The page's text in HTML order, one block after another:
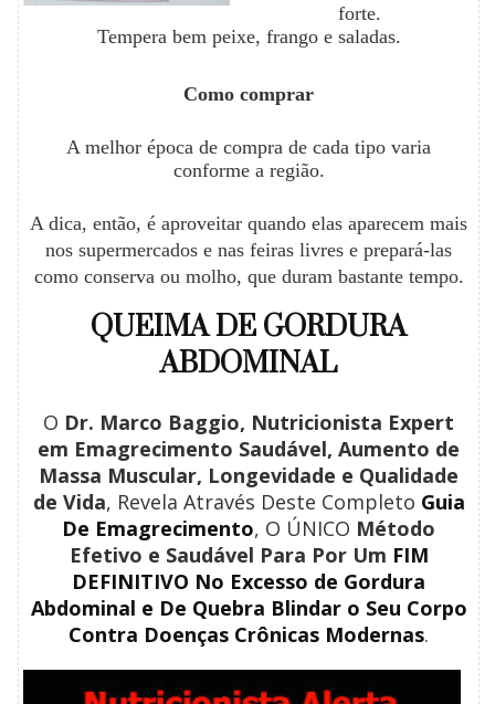
forte.
Tempera bem peixe, frango e saladas.
Como comprar
A melhor época de compra de cada tipo varia
conforme a região.
A dica, então, é aproveitar quando elas aparecem mais
nos supermercados e nas feiras livres e prepará-las
como conserva ou molho, que duram bastante tempo.
QUEIMA DE GORDURA
ABDOMINAL
O Dr. Marco Baggio, Nutricionista Expert
em Emagrecimento Saudável, Aumento de
Massa Muscular, Longevidade e Qualidade
de Vida, Revela Através Deste Completo Guia
De Emagrecimento, O ÚNICO Método
Efetivo e Saudável Para Por Um FIM
DEFINITIVO No Excesso de Gordura
Abdominal e De Quebra Blindar o Seu Corpo
Contra Doenças Crônicas Modernas.